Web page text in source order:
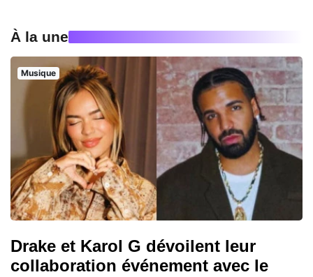
À la une
Musique
Drake et Karol G dévoilent leur
collaboration événement avec le